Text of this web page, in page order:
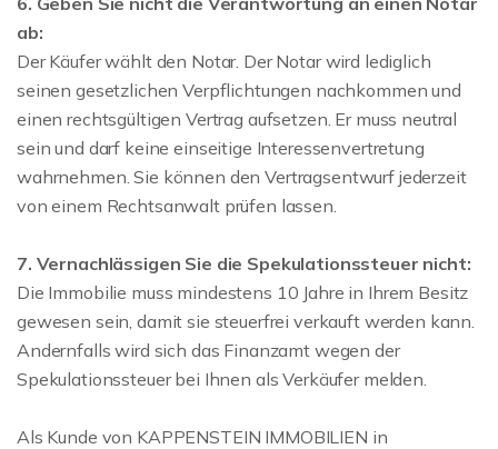
ab:
Der Käufer wählt den Notar. Der Notar wird lediglich
seinen gesetzlichen Verpflichtungen nachkommen und
einen rechtsgültigen Vertrag aufsetzen. Er muss neutral
sein und darf keine einseitige Interessenvertretung
wahrnehmen. Sie können den Vertragsentwurf jederzeit
von einem Rechtsanwalt prüfen lassen.
7. Vernachlässigen Sie die Spekulationssteuer nicht:
Die Immobilie muss mindestens 10 Jahre in Ihrem Besitz
gewesen sein, damit sie steuerfrei verkauft werden kann.
Andernfalls wird sich das Finanzamt wegen der
Spekulationssteuer bei Ihnen als Verkäufer melden.
Als Kunde von KAPPENSTEIN IMMOBILIEN in